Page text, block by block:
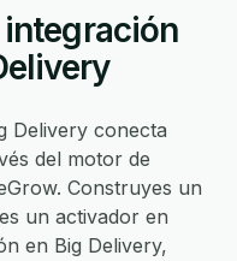
Delivery conecta
del motor de
Construyes un
un activador en
en Big Delivery,